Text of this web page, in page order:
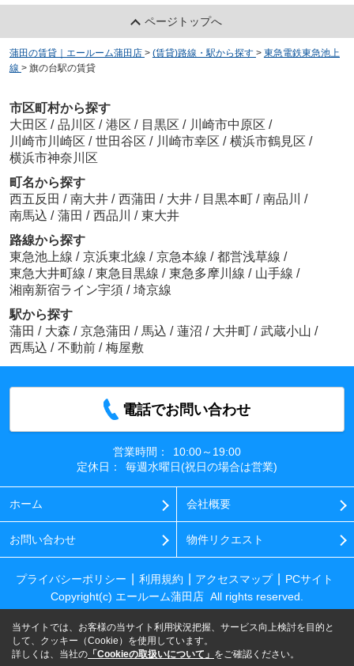
ページトップへ
蒲田の賃貸｜エールーム蒲田店 > (賃貸)路線・駅から探す > 東急電鉄東急池上
線 > 旗の台駅の賃貸
市区町村から探す
大田区 / 品川区 / 港区 / 目黒区 / 川崎市中原区 /
川崎市川崎区 / 世田谷区 / 川崎市幸区 / 横浜市鶴見区 /
横浜市神奈川区
町名から探す
西五反田 / 南大井 / 西蒲田 / 大井 / 目黒本町 / 南品川 /
南馬込 / 蒲田 / 西品川 / 東大井
路線から探す
東急池上線 / 京浜東北線 / 京急本線 / 都営浅草線 /
東急大井町線 / 東急目黒線 / 東急多摩川線 / 山手線 /
湘南新宿ライン宇須 / 埼京線
駅から探す
蒲田 / 大森 / 京急蒲田 / 馬込 / 蓮沼 / 大井町 / 武蔵小山 /
西馬込 / 不動前 / 梅屋敷
電話でお問い合わせ
営業時間：
10:00～19:00
定休日：
毎週水曜日(祝日の場合は営業)
ホーム 会社概要
お問い合わせ 物件リクエスト
プライバシーポリシー 利用規約 アクセスマップ
PCサイト
Copyright(c) エールーム蒲田店 All rights reserved.
当サイトでは、お客様の当サイト利用状況把握、サービス向上検討を目的と
して、クッキー（Cookie）を使用しています。
詳しくは、当社の 「Cookieの取扱いについて」 をご確認ください。